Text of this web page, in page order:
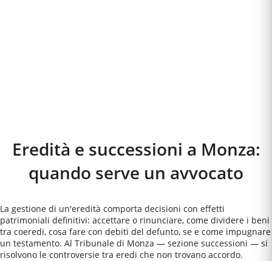
Eredità e successioni a Monza:
quando serve un avvocato
La gestione di un'eredità comporta decisioni con effetti
patrimoniali definitivi: accettare o rinunciare, come dividere i beni
tra coeredi, cosa fare con debiti del defunto, se e come impugnare
un testamento. Al Tribunale di Monza — sezione successioni — si
risolvono le controversie tra eredi che non trovano accordo.